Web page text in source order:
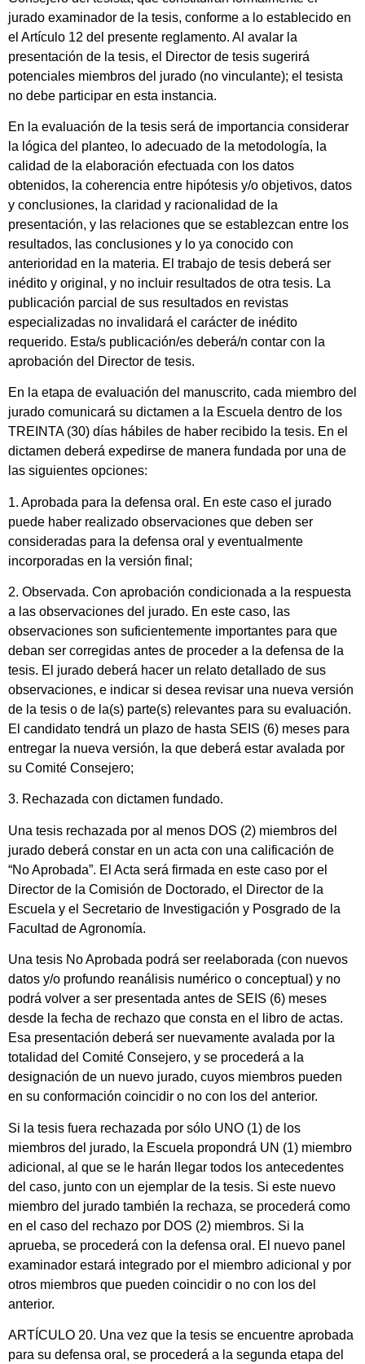
jurado examinador de la tesis, conforme a lo establecido en
el Artículo 12 del presente reglamento. Al avalar la
presentación de la tesis, el Director de tesis sugerirá
potenciales miembros del jurado (no vinculante); el tesista
no debe participar en esta instancia.
En la evaluación de la tesis será de importancia considerar
la lógica del planteo, lo adecuado de la metodología, la
calidad de la elaboración efectuada con los datos
obtenidos, la coherencia entre hipótesis y/o objetivos, datos
y conclusiones, la claridad y racionalidad de la
presentación, y las relaciones que se establezcan entre los
resultados, las conclusiones y lo ya conocido con
anterioridad en la materia. El trabajo de tesis deberá ser
inédito y original, y no incluir resultados de otra tesis. La
publicación parcial de sus resultados en revistas
especializadas no invalidará el carácter de inédito
requerido. Esta/s publicación/es deberá/n contar con la
aprobación del Director de tesis.
En la etapa de evaluación del manuscrito, cada miembro del
jurado comunicará su dictamen a la Escuela dentro de los
TREINTA (30) días hábiles de haber recibido la tesis. En el
dictamen deberá expedirse de manera fundada por una de
las siguientes opciones:
1. Aprobada para la defensa oral. En este caso el jurado
puede haber realizado observaciones que deben ser
consideradas para la defensa oral y eventualmente
incorporadas en la versión final;
2. Observada. Con aprobación condicionada a la respuesta
a las observaciones del jurado. En este caso, las
observaciones son suficientemente importantes para que
deban ser corregidas antes de proceder a la defensa de la
tesis. El jurado deberá hacer un relato detallado de sus
observaciones, e indicar si desea revisar una nueva versión
de la tesis o de la(s) parte(s) relevantes para su evaluación.
El candidato tendrá un plazo de hasta SEIS (6) meses para
entregar la nueva versión, la que deberá estar avalada por
su Comité Consejero;
3. Rechazada con dictamen fundado.
Una tesis rechazada por al menos DOS (2) miembros del
jurado deberá constar en un acta con una calificación de
“No Aprobada”. El Acta será firmada en este caso por el
Director de la Comisión de Doctorado, el Director de la
Escuela y el Secretario de Investigación y Posgrado de la
Facultad de Agronomía.
Una tesis No Aprobada podrá ser reelaborada (con nuevos
datos y/o profundo reanálisis numérico o conceptual) y no
podrá volver a ser presentada antes de SEIS (6) meses
desde la fecha de rechazo que consta en el libro de actas.
Esa presentación deberá ser nuevamente avalada por la
totalidad del Comité Consejero, y se procederá a la
designación de un nuevo jurado, cuyos miembros pueden
en su conformación coincidir o no con los del anterior.
Si la tesis fuera rechazada por sólo UNO (1) de los
miembros del jurado, la Escuela propondrá UN (1) miembro
adicional, al que se le harán llegar todos los antecedentes
del caso, junto con un ejemplar de la tesis. Si este nuevo
miembro del jurado también la rechaza, se procederá como
en el caso del rechazo por DOS (2) miembros. Si la
aprueba, se procederá con la defensa oral. El nuevo panel
examinador estará integrado por el miembro adicional y por
otros miembros que pueden coincidir o no con los del
anterior.
ARTÍCULO 20. Una vez que la tesis se encuentre aprobada
para su defensa oral, se procederá a la segunda etapa del